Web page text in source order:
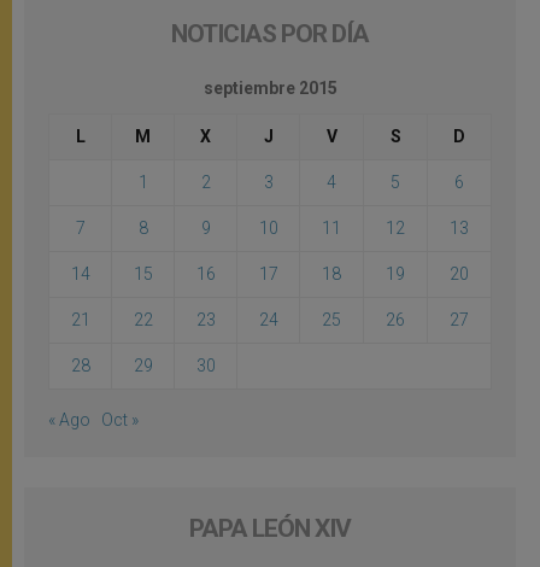
NOTICIAS POR DÍA
septiembre 2015
L M X J V S D
1 2 3 4 5 6
7 8 9 10 11 12 13
14 15 16 17 18 19 20
21 22 23 24 25 26 27
28 29 30
« Ago Oct »
PAPA LEÓN XIV